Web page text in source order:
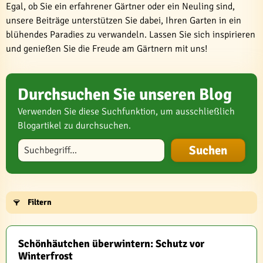
Egal, ob Sie ein erfahrener Gärtner oder ein Neuling sind,
unsere Beiträge unterstützen Sie dabei, Ihren Garten in ein
blühendes Paradies zu verwandeln. Lassen Sie sich inspirieren
und genießen Sie die Freude am Gärtnern mit uns!
Durchsuchen Sie unseren Blog
Verwenden Sie diese Suchfunktion, um ausschließlich
Blogartikel zu durchsuchen.
Blog durchsuchen
Filtern
Schönhäutchen überwintern: Schutz vor
Winterfrost